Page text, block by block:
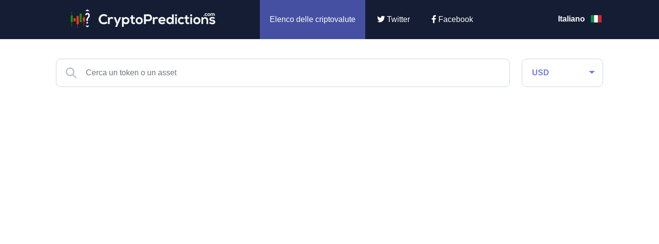
Elenco delle criptovalute Twitter Facebook Italiano
USD